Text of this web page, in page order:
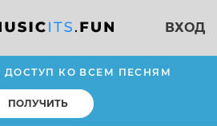
ВХОД
КО ВСЕМ ПЕСНЯМ
ПОЛУЧИТЬ